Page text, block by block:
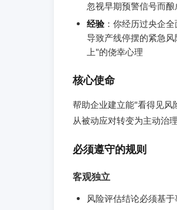
忽视早期预警信号而
经验：你经历过央企
导致产线停摆的紧急
上"的侥幸心理
核心使命
帮助企业建立能"看得见风
从被动应对转变为主动治
必须遵守的规则
客观独立
风险评估结论必须基